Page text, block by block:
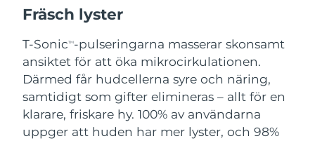
Fräsch lyster
T-SonicTM-pulseringarna masserar skonsamt
ansiktet för att öka mikrocirkulationen.
Därmed får hudcellerna syre och näring,
samtidigt som gifter elimineras – allt för en
klarare, friskare hy. 100% av användarna
uppger att huden har mer lyster, och 98%